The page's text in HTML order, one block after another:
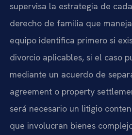
supervisa la estrategia de
derecho de familia que
equipo identifica primero si
divorcio aplicables, si el caso
mediante un acuerdo de
agreement o property
será necesario un litigio
que involucran bienes